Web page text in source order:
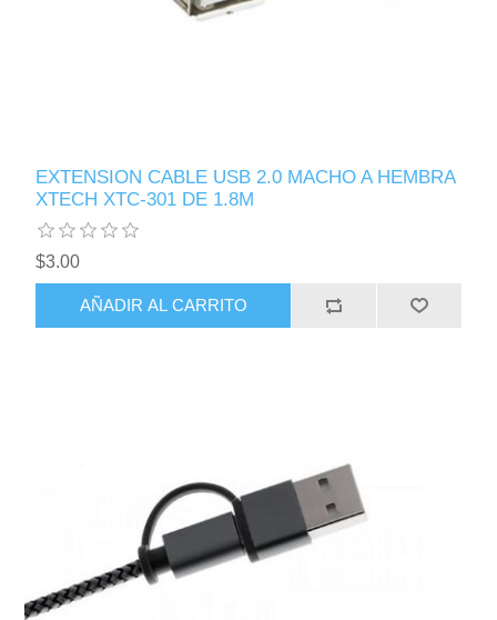
EXTENSION CABLE USB 2.0 MACHO A HEMBRA
XTECH XTC-301 DE 1.8M
$3.00
AÑADIR AL CARRITO